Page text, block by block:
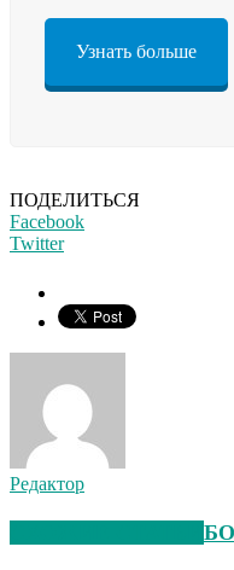
Узнать больше
ПОДЕЛИТЬСЯ
Facebook
Twitter
Редактор